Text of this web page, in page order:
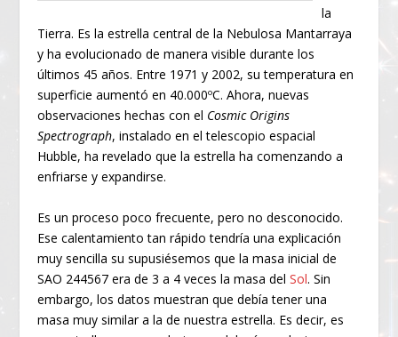
la
Tierra. Es la estrella central de la Nebulosa Mantarraya
y ha evolucionado de manera visible durante los
últimos 45 años. Entre 1971 y 2002, su temperatura en
superficie aumentó en 40.000ºC. Ahora, nuevas
observaciones hechas con el Cosmic Origins
Spectrograph, instalado en el telescopio espacial
Hubble, ha revelado que la estrella ha comenzando a
enfriarse y expandirse.
Es un proceso poco frecuente, pero no desconocido.
Ese calentamiento tan rápido tendría una explicación
muy sencilla su supusiésemos que la masa inicial de
SAO 244567 era de 3 a 4 veces la masa delSol. Sin
embargo, los datos muestran que debía tener una
masa muy similar a la de nuestra estrella. Es decir, es